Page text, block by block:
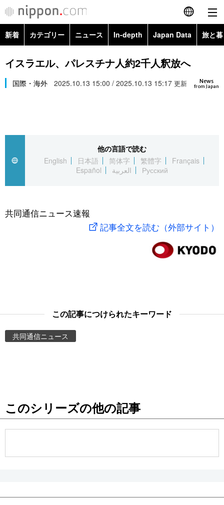
English
简体字
繁體字
العربية
社会
旅と暮らし
東京
新着 カテゴリー ニュース In-depth Japan Data 旅と
政治・外交
経済・ビジネス
社会
文化
科学・技術
暮らし
Images
お知らせ
イスラエル、パレスチナ人約2千人釈放へ
News
from Japan
国際・海外 2025.10.13 15:00 / 2025.10.13 15:17 更新
他の言語で読む
English
日本語 简体字 繁體字
Français
Español
العربية Русский
共同通信ニュース速報
記事全文を読む（外部サイト）
この記事につけられたキーワード
共同通信ニュース
このシリーズの他の記事